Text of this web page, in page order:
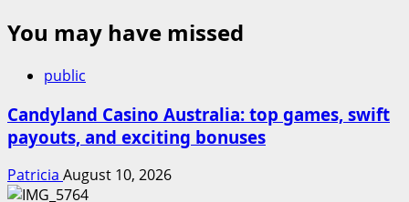
You may have missed
public
Candyland Casino Australia: top games, swift
payouts, and exciting bonuses
Patricia August 10, 2026